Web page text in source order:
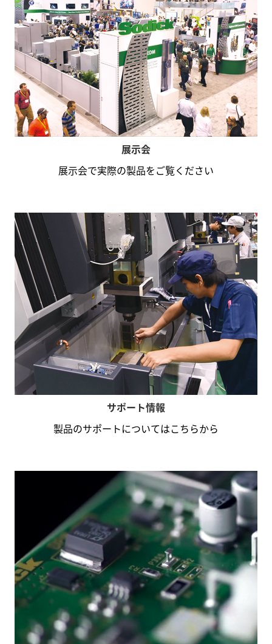
展示会
展示会で実際の製品をご覧ください
サポート情報
製品のサポートについてはこちらから